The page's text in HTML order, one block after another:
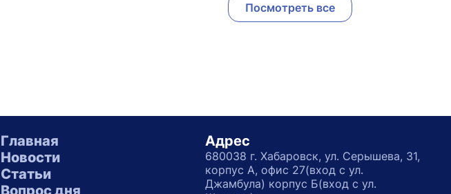
Посмотреть все
Главная
Новости
Статьи
Вопрос дня
Адрес
680038 г. Хабаровск, ул. Серышева, 31,
корпус А, офис 27(вход с ул.
Джамбула) корпус Б(вход с ул.